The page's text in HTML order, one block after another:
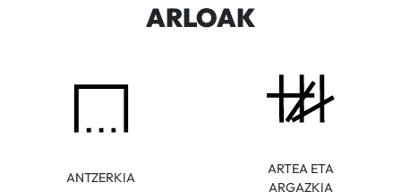
ARLOAK
ANTZERKIA
ARTEA ETA
ARGAZKIA